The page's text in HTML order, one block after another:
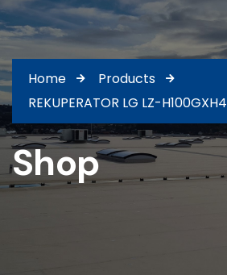
Home
Products
REKUPERATOR LG LZ-H100GXH4
Shop